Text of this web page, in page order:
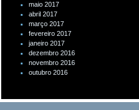
maio 2017
abril 2017
março 2017
fevereiro 2017
janeiro 2017
dezembro 2016
novembro 2016
outubro 2016